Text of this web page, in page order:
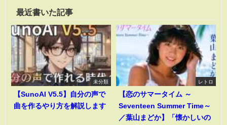
最近書いた記事
未分類
【SunoAI V5.5】自分の声で
曲を作るやり方を解説します
レトロ
【恋のサマータイム ～
Seventeen Summer Time～
／葉山まどか】「懐かしいの